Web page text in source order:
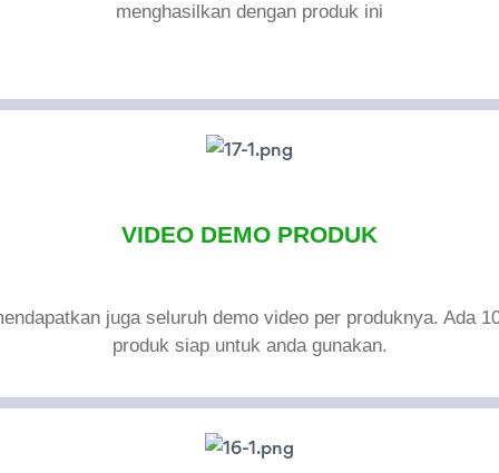
menghasilkan dengan produk ini
VIDEO DEMO PRODUK
juga seluruh demo video per produknya. Ada
produk siap untuk anda gunakan.